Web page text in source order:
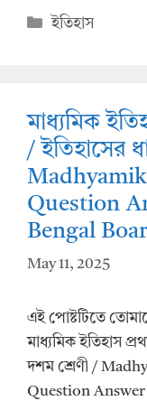
at
p
p
o
k
Categories
ইতিহাস
মাধ্যমিক
/ ইতিহাসের
Question
Bengal
May 11, 2025
এই পোষ্টটিতে
মাধ্যমিক ইতিহাস
দশম শ্রেণী /
Question Answer